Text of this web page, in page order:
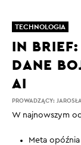
PROWADZĄCY:
IN
DANE
AI
W najnowszym
Meta
TECHNOLOGIA